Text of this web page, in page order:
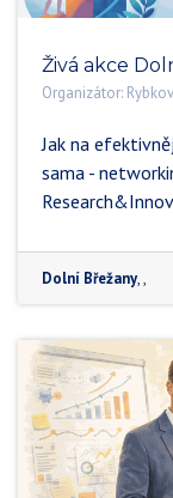
Organizátor:
Jak na
sama -
Dolní Břežany, ,